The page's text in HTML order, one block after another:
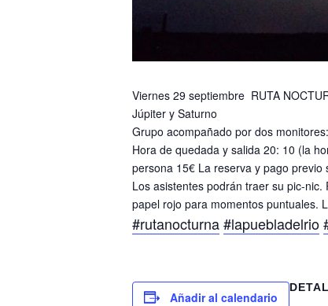
Viernes 29 septiembre RUTA
Júpiter y Saturno
Grupo acompañado por dos
Hora de quedada y salida 20: 10 (la
persona 15€ La reserva y pago
Los asistentes podrán traer su pic-
papel rojo para momentos puntuales.
#rutanocturna#lapuebladelrio
Añadir al calendario